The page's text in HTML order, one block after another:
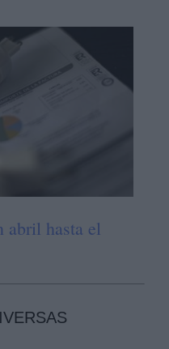
abril hasta el